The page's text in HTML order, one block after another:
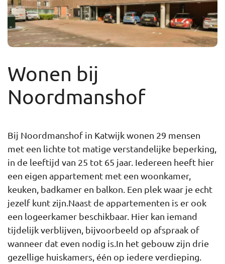
Wonen bij
Noordmanshof
Bij Noordmanshof in Katwijk wonen 29 mensen
met een lichte tot matige verstandelijke beperking,
in de leeftijd van 25 tot 65 jaar. Iedereen heeft hier
een eigen appartement met een woonkamer,
keuken, badkamer en balkon. Een plek waar je echt
jezelf kunt zijn.Naast de appartementen is er ook
een logeerkamer beschikbaar. Hier kan iemand
tijdelijk verblijven, bijvoorbeeld op afspraak of
wanneer dat even nodig is.In het gebouw zijn drie
gezellige huiskamers, één op iedere verdieping.